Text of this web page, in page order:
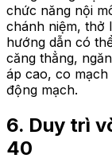
chức năng nội
chánh niệm, thở
hướng dẫn có
căng thẳng,
áp cao, co
động mạch.
6. Duy trì
40